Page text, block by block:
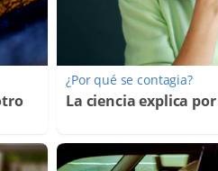
¿Por qué se contagia?
La ciencia explica